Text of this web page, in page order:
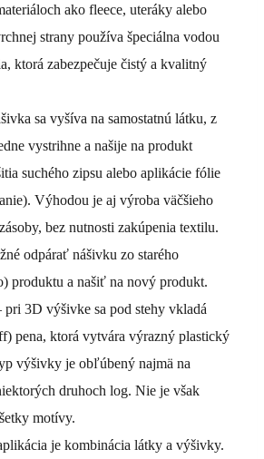
ako fleece, uteráky alebo
strany používa špeciálna vodou
ktorá zabezpečuje čistý a kvalitný
sa vyšíva na samostatnú látku, z
vystrihne a našije na produkt
suchého zipsu alebo aplikácie fólie
Výhodou je aj výroba väčšieho
bez nutnosti zakúpenia textilu.
odpárať nášivku zo starého
produktu a našiť na nový produkt.
pri 3D výšivke sa pod stehy vkladá
pena, ktorá vytvára výrazný plastický
výšivky je obľúbený najmä na
druhoch log. Nie je však
motívy.
je kombinácia látky a výšivky.